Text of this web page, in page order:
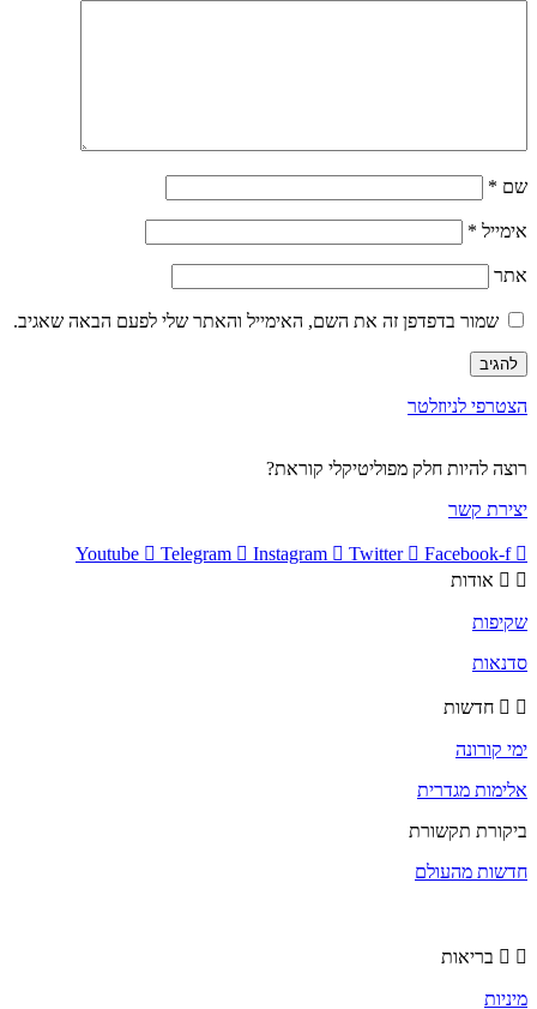
שם *
אימייל *
אתר
שמור בדפדפן זה את השם, האימייל והאתר שלי לפעם הבאה שאגיב.
הצטרפי לניוזלטר
רוצה להיות חלק מפוליטיקלי קוראת?
יצירת קשר
Youtube Telegram Instagram Twitter
Facebook-f
אודות
שקיפות
סדנאות
חדשות
ימי קורונה
אלימות מגדרית
ביקורת תקשורת
חדשות מהעולם
בריאות
מיניות